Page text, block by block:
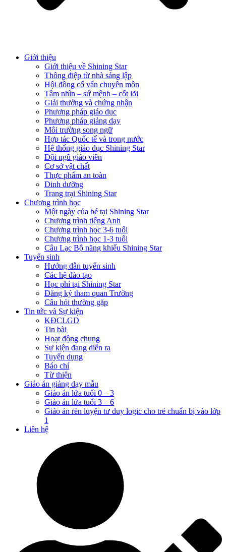
Giới thiệu
Giới thiệu về Shining Star
Thông điệp từ nhà sáng lập
Hội đồng cố vấn chuyên môn
Tầm nhìn – sứ mệnh – cốt lõi
Giải thưởng và chứng nhận
Phương pháp giáo dục
Phương pháp giảng dạy
Môi trường song ngữ
Hợp tác Quốc tế và trong nước
Hệ thống giáo dục Shining Star
Đội ngũ giáo viên
Cơ sở vật chất
Thực phẩm an toàn
Dinh dưỡng
Trang trại Shining Star
Chương trình học
Một ngày của bé tại Shining Star
Chương trình tiếng Anh
Chương trình học 3-6 tuổi
Chương trình học 1-3 tuổi
Câu Lạc Bộ năng khiếu Shining Star
Tuyển sinh
Hướng dẫn tuyển sinh
Các hệ đào tạo
Học phí tại Shining Star
Đăng ký tham quan Trường
Câu hỏi thường gặp
Tin tức và Sự kiện
KĐCLGD
Tin bài
Hoạt động chung
Sự kiện đang diễn ra
Tuyển dụng
Báo chí
Từ thiện
Giáo án giảng dạy mẫu
Giáo án lứa tuổi 0 – 3
Giáo án lứa tuổi 3 – 6
Giáo án rèn luyện tư duy logic cho trẻ chuẩn bị vào lớp
1
Liên hệ